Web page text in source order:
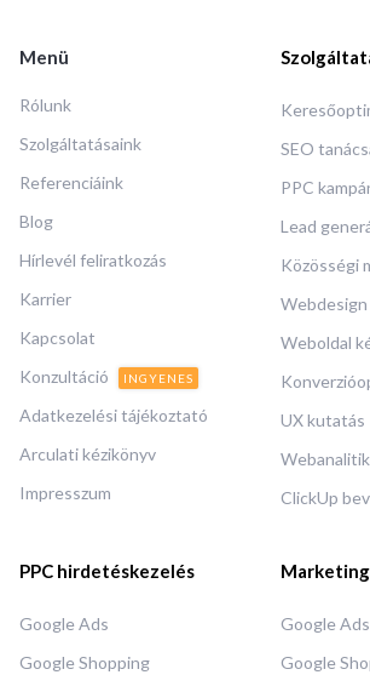
Menü
Rólunk
Szolgáltatásaink
Referenciáink
Blog
Hírlevél feliratkozás
Karrier
Kapcsolat
Konzultáció
INGYENES
Adatkezelési tájékoztató
Arculati kézikönyv
Impresszum
SEO
PPC
Lead
Közösségi
Webdesign
Weboldal
UX kutatás
ClickUp
PPC hirdetéskezelés
Google Ads
Google Shopping
Google
Google